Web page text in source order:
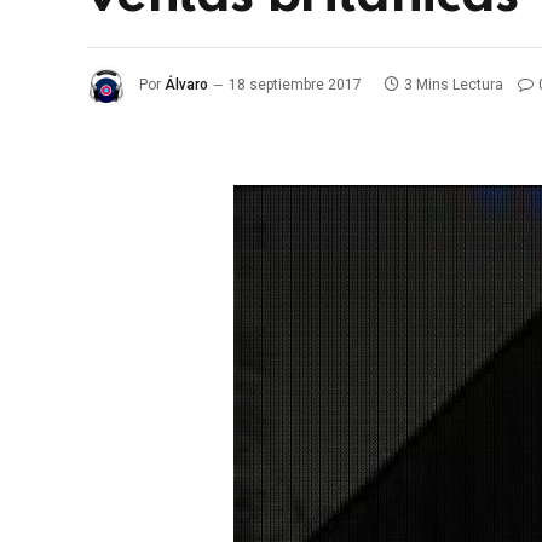
Por Álvaro 18 septiembre 2017 3 Mins Lectura